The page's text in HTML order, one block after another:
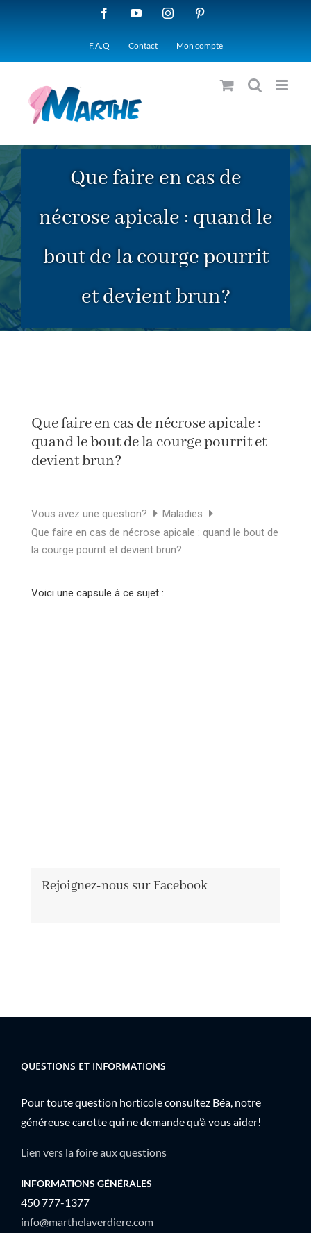
FacebookYouTubeInstagram
F.A.Q Contact Mon compte
Que faire en cas de
nécrose apicale : quand le
bout de la courge pourrit
et devient brun?
Que faire en cas de nécrose apicale :
quand le bout de la courge pourrit et
devient brun?
Vous avez une question?
Maladies
Que faire en cas de nécrose apicale : quand le bout de
la courge pourrit et devient brun?
Voici une capsule à ce sujet :
Rejoignez-nous sur Facebook
QUESTIONS ET INFORMATIONS
Pour toute question horticole consultez Béa, notre
généreuse carotte qui ne demande qu’à vous aider!
Lien vers la foire aux questions
INFORMATIONS GÉNÉRALES
450 777-1377
info@marthelaverdiere.com